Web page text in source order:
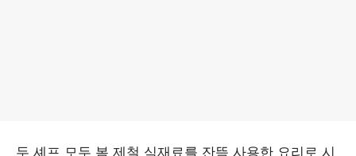
두 셰프 모두 봄 제철 식재료를 잔뜩 사용한 요리로 시